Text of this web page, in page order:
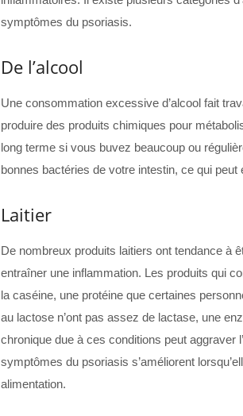
symptômes du psoriasis.
De l’alcool
Une consommation excessive d’alcool fait
produire des produits chimiques pour
long terme si vous buvez beaucoup ou
bonnes bactéries de votre intestin, ce qui
Laitier
De nombreux produits laitiers ont tendance à
entraîner une inflammation. Les produits qui
la caséine, une protéine que certaines
au lactose n’ont pas assez de lactase, une
chronique due à ces conditions peut aggraver
symptômes du psoriasis s’améliorent
alimentation.